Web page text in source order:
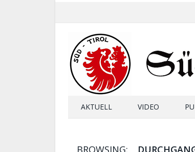
AKTUELL VIDEO
BROWSING: